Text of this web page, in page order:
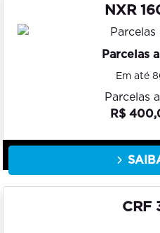
NXR
Parcelas
Em até
Parcelas
R$
CRF